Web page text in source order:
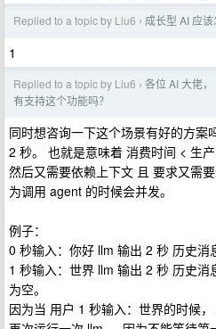
Replied to a topic by Liu6 › 成长型 AI 应
1
Replied to a topic by Liu6 › 各位 AI 大佬，
有支持这个功能吗？
同时想咨询一下这个场景有好的方案
2 秒。 也就是意味着 消费时间 < 生产
然后又需要依赖上下文 且 要求又需
为调用 agent 的时候会并发。
例子：
0 秒输入：你好 llm 输出 2 秒 历史消
1 秒输入：世界 llm 输出 2 秒 历史消
为空。
因为当 用户 1 秒输入：世界的时候